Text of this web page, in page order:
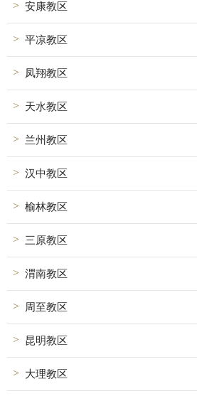
安康教区
平凉教区
凤翔教区
天水教区
兰州教区
汉中教区
榆林教区
三原教区
渭南教区
周至教区
昆明教区
大理教区